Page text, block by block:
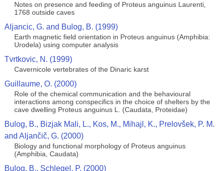
Notes on presence and feeding of Proteus anguinus Laurenti,
1768 outside caves
Aljancic, G. and Bulog, B. (1999)
Earth magnetic field orientation in Proteus anguinus (Amphibia:
Urodela) using computer analysis
Tvrtkovic, N. (1999)
Cavernicole vertebrates of the Dinaric karst
Guillaume, O. (2000)
Role of the chemical communication and the behavioural
interactions among conspecifics in the choice of shelters by the
cave dwelling Proteus anguinus L. (Caudata, Proteidae)
Bulog, B., Bizjak Mali, L., Kos, M., Mihajl, K., Prelovšek, P. M.
and Aljančič, G. (2000)
Biology and functional morphology of Proteus anguinus
(Amphibia, Caudata)
Bulog, B., Schlegel, P. (2000)